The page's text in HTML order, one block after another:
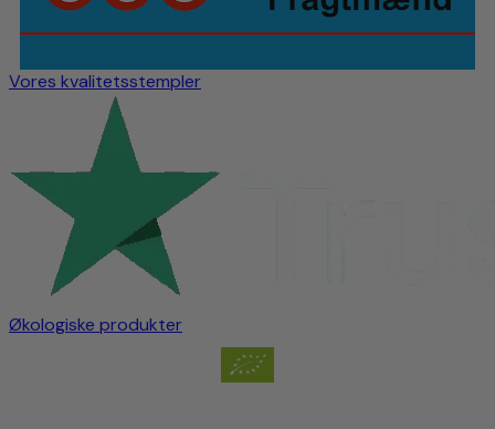
Vores kvalitetsstempler
Økologiske produkter